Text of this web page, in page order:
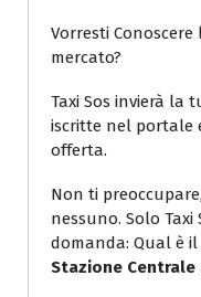
Vorresti
mercato?
Taxi Sos invierà la
iscritte nel portale
offerta.
Non ti
nessuno. Solo
domanda: Qual è il
Stazione Centrale